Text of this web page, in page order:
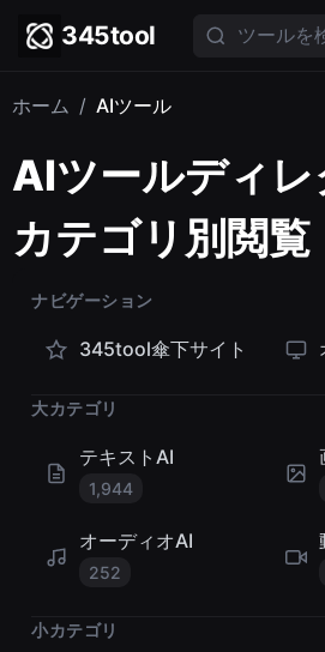
345tool
ホーム / AIツール
AIツールディ
カテゴリ別閲覧
ナビゲーション
345tool傘下サイト
大カテゴリ
テキストAI
1,944
オーディオAI
252
小カテゴリ